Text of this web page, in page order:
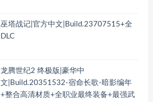
巫塔战记|官方中文|Build.23707515+全
DLC
龙腾世纪2 终极版|豪华中
文|Build.20351532-宿命长歌-暗影编年
+整合高清材质+全职业最终装备+最强武